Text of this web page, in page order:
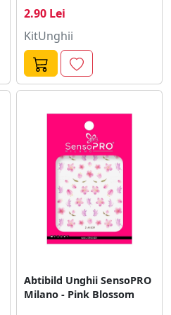
2.90 Lei
KitUnghii
Abtibild Unghii SensoPRO
Milano - Pink Blossom